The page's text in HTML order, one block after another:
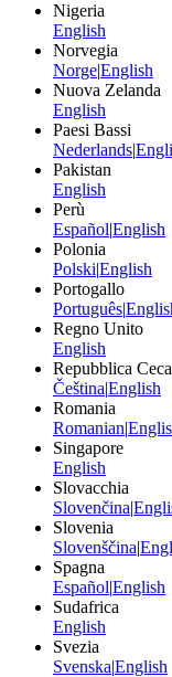
Nigeria
English
Norvegia
Norge|English
Nuova Zelanda
English
Paesi Bassi
Nederlands|
Pakistan
English
Perù
Español|English
Polonia
Polski|English
Portogallo
Português|
Regno Unito
English
Repubblica Ceca
Čeština|English
Romania
Romanian|
Singapore
English
Slovacchia
Slovenčina|
Slovenia
Slovenščina|
Spagna
Español|English
Sudafrica
English
Svezia
Svenska|English